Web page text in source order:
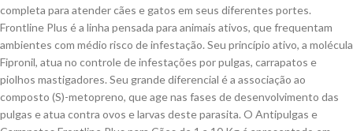
completa para atender cães e gatos em seus diferentes portes.
Frontline Plus é a linha pensada para animais ativos, que frequentam
ambientes com médio risco de infestação. Seu princípio ativo, a molécula
Fipronil, atua no controle de infestações por pulgas, carrapatos e
piolhos mastigadores. Seu grande diferencial é a associação ao
composto (S)-metopreno, que age nas fases de desenvolvimento das
pulgas e atua contra ovos e larvas deste parasita. O Antipulgas e